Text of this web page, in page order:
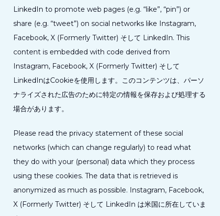
LinkedIn to promote web pages (e.g. “like”, “pin”) or
share (e.g. “tweet”) on social networks like Instagram,
Facebook, X (Formerly Twitter) そして LinkedIn. This
content is embedded with code derived from
Instagram, Facebook, X (Formerly Twitter) そして
LinkedInはCookieを使用します。このコンテンツは、パーソ
ナライズされた広告のために特定の情報を保存および処理する
場合があります。
Please read the privacy statement of these social
networks (which can change regularly) to read what
they do with your (personal) data which they process
using these cookies. The data that is retrieved is
anonymized as much as possible. Instagram, Facebook,
X (Formerly Twitter) そして LinkedIn は米国に所在していま